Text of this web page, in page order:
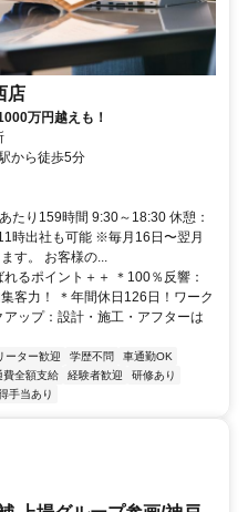
店
万円越えも！
から徒歩5分
たり159時間 9:30～18:30 休憩：
時出社も可能 ※毎月16日〜翌月
す。 お客様の...
るポイント＋＋ ＊100％反響：
客力！ ＊年間休日126日！ワーク
ップ：設計・施工・アフターは
ーター歓迎 学歴不問
車通勤OK
費全額支給 経験者歓迎
研修あり
手当あり